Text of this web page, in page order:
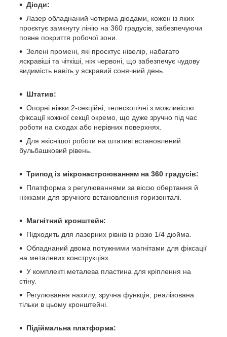
Діоди:
Лазер обладнаний чотирма діодами, кожен із яких
проєктує замкнуту лінію на 360 градусів, забезпечуючи
повне покриття робочої зони.
Зелені промені, які проєктує нівелір, набагато
яскравіші та чіткіші, ніж червоні, що забезпечує чудову
видимість навіть у яскравий сонячний день.
Штатив:
Опорні ніжки 2-секційні, телескопічні з можливістю
фіксації кожної секції окремо, що дуже зручно під час
роботи на сходах або нерівних поверхнях.
Для якіснішої роботи на штативі встановлений
бульбашковий рівень.
Трипод із мікронастроюванням на 360 градусів:
Платформа з регулюваннями за віссю обертання й
ніжками для зручного встановлення горизонталі.
Магнітний кронштейн:
Підходить для лазерних рівнів із різзю 1/4 дюйма.
Обладнаний двома потужними магнітами для фіксації
на металевих конструкціях.
У комплекті металева пластина для кріплення на
стіну.
Регулювання нахилу, зручна функція, реалізована
тільки в цьому кронштейні.
Підіймальна платформа: